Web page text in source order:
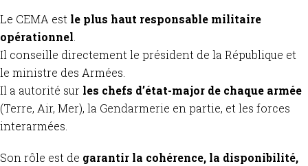
Le CEMA est le plus haut responsable militaire
opérationnel.
Il conseille directement le président de la République et
le ministre des Armées.
Il a autorité sur les chefs d’état-major de chaque armée
(Terre, Air, Mer), la Gendarmerie en partie, et les forces
interarmées.
Son rôle est de garantir la cohérence, la disponibilité,